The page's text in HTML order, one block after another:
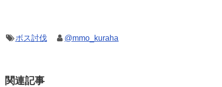
ボス討伐 @mmo_kuraha
関連記事